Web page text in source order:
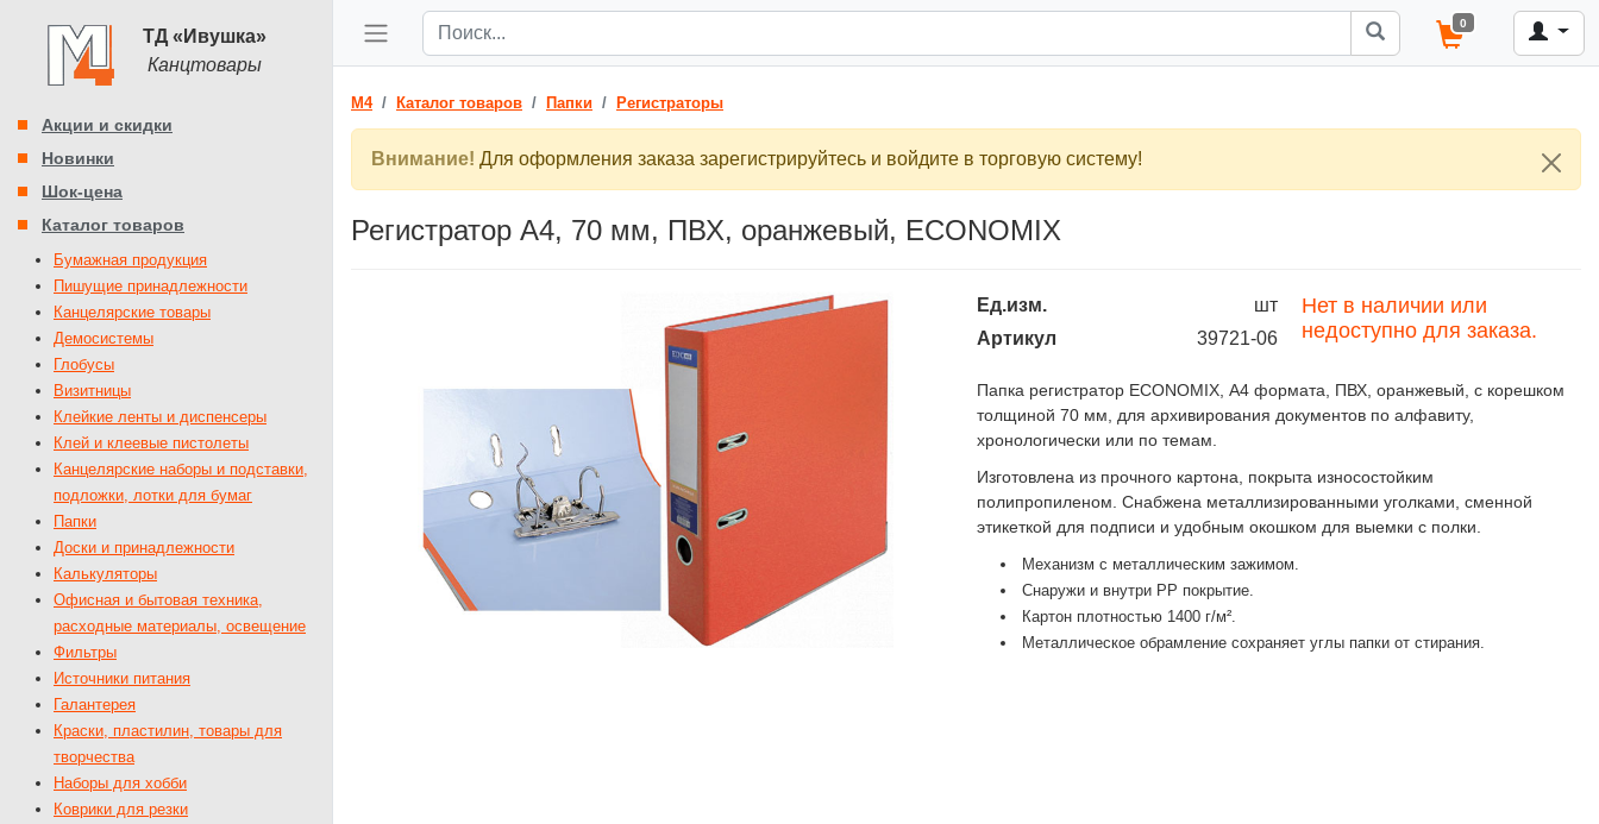
ТД «Ивушка»
Канцтовары
Акции и скидки
Новинки
Шок-цена
Каталог товаров
Бумажная продукция
Пишущие принадлежности
Канцелярские товары
Демосистемы
Глобусы
Визитницы
Клейкие ленты и диспенсеры
Клей и клеевые пистолеты
Канцелярские наборы и подставки,
подложки, лотки для бумаг
Папки
Доски и принадлежности
Калькуляторы
Офисная и бытовая техника,
расходные материалы, освещение
Фильтры
Источники питания
Галантерея
Краски, пластилин, товары для
творчества
Наборы для хобби
Коврики для резки
0
M4 Каталог товаров Папки Регистраторы
Внимание! Для оформления заказа зарегистрируйтесь и войдите в торговую систему!
Регистратор А4, 70 мм, ПВХ, оранжевый, ECONOMIX
Ед.изм.
шт
Артикул
39721-06
Нет в наличии или
недоступно для заказа.
Папка регистратор ECONOMIX, А4 формата, ПВХ, оранжевый, с корешком
толщиной 70 мм, для архивирования документов по алфавиту,
хронологически или по темам.
Изготовлена из прочного картона, покрыта износостойким
полипропиленом. Снабжена металлизированными уголками, сменной
этикеткой для подписи и удобным окошком для выемки с полки.
Механизм с металлическим зажимом.
Снаружи и внутри PP покрытие.
Картон плотностью 1400 г/м².
Металлическое обрамление сохраняет углы папки от стирания.